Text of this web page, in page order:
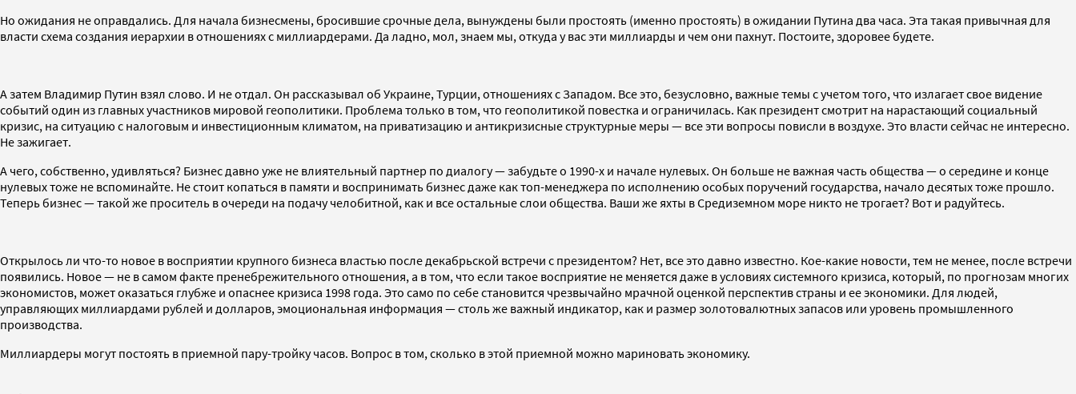
Но ожидания не оправдались. Для начала бизнесмены, бросившие срочные дела, вынуждены были простоять (именно простоять) в ожидании Путина два часа. Эта такая привычная для
власти схема создания иерархии в отношениях с миллиардерами. Да ладно, мол, знаем мы, откуда у вас эти миллиарды и чем они пахнут. Постоите, здоровее будете.
А затем Владимир Путин взял слово. И не отдал. Он рассказывал об Украине, Турции, отношениях с Западом. Все это, безусловно, важные темы с учетом того, что излагает свое видение
событий один из главных участников мировой геополитики. Проблема только в том, что геополитикой повестка и ограничилась. Как президент смотрит на нарастающий социальный
кризис, на ситуацию с налоговым и инвестиционным климатом, на приватизацию и антикризисные структурные меры — все эти вопросы повисли в воздухе. Это власти сейчас не интересно.
Не зажигает.
А чего, собственно, удивляться? Бизнес давно уже не влиятельный партнер по диалогу — забудьте о 1990-х и начале нулевых. Он больше не важная часть общества — о середине и конце
нулевых тоже не вспоминайте. Не стоит копаться в памяти и воспринимать бизнес даже как топ-менеджера по исполнению особых поручений государства, начало десятых тоже прошло.
Теперь бизнес — такой же проситель в очереди на подачу челобитной, как и все остальные слои общества. Ваши же яхты в Средиземном море никто не трогает? Вот и радуйтесь.
Открылось ли что-то новое в восприятии крупного бизнеса властью после декабрьской встречи с президентом? Нет, все это давно известно. Кое-какие новости, тем не менее, после встречи
появились. Новое — не в самом факте пренебрежительного отношения, а в том, что если такое восприятие не меняется даже в условиях системного кризиса, который, по прогнозам многих
экономистов, может оказаться глубже и опаснее кризиса 1998 года. Это само по себе становится чрезвычайно мрачной оценкой перспектив страны и ее экономики. Для людей,
управляющих миллиардами рублей и долларов, эмоциональная информация — столь же важный индикатор, как и размер золотовалютных запасов или уровень промышленного
производства.
Миллиардеры могут постоять в приемной пару-тройку часов. Вопрос в том, сколько в этой приемной можно мариновать экономику.